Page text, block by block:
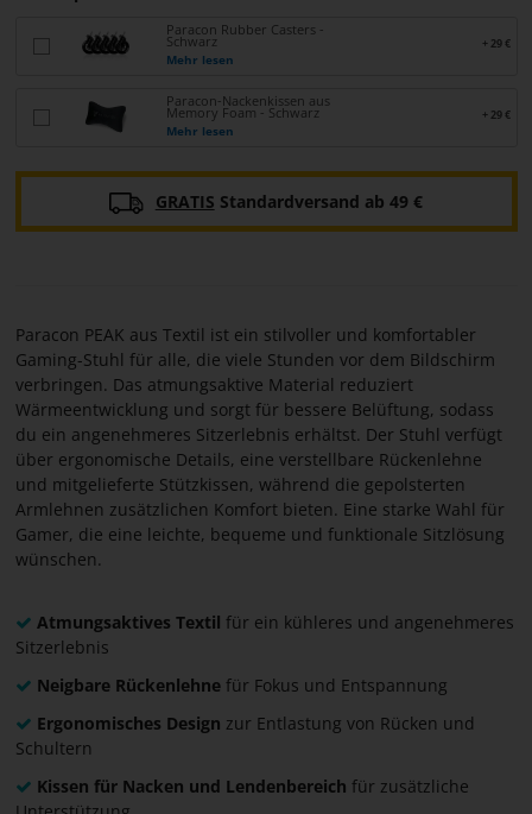
Paracon Rubber Casters -
Schwarz
Mehr lesen
+ 29 €
Paracon-Nackenkissen aus
Memory Foam - Schwarz
Mehr lesen
+ 29 €
GRATIS Standardversand ab 49 €
Paracon PEAK aus Textil ist ein stilvoller und komfortabler
Gaming-Stuhl für alle, die viele Stunden vor dem Bildschirm
verbringen. Das atmungsaktive Material reduziert
Wärmeentwicklung und sorgt für bessere Belüftung, sodass
du ein angenehmeres Sitzerlebnis erhältst. Der Stuhl verfügt
über ergonomische Details, eine verstellbare Rückenlehne
und mitgelieferte Stützkissen, während die gepolsterten
Armlehnen zusätzlichen Komfort bieten. Eine starke Wahl für
Gamer, die eine leichte, bequeme und funktionale Sitzlösung
wünschen.
Atmungsaktives Textil für ein kühleres und angenehmeres
Sitzerlebnis
Neigbare Rückenlehnefür Fokus und Entspannung
Ergonomisches Design zur Entlastung von Rücken und
Schultern
Kissen für Nacken und Lendenbereich für zusätzliche